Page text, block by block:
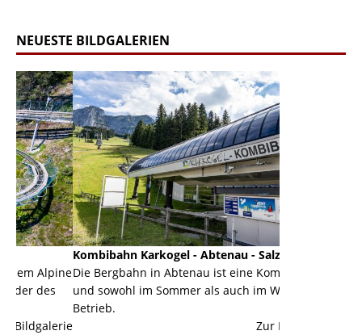
NEUESTE BILDGALERIEN
Kombibahn Karkogel - Abtenau - Salzburg
Die Bergbahn in Abtenau ist eine Kombibahn
und sowohl im Sommer als auch im Winter in
Zur Bildgalerie